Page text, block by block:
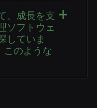
、成長を支
ソフトウェ
していま
このような